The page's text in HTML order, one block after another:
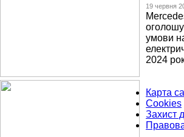
19 червня
умови
2024
Карта
Cookies
Захист